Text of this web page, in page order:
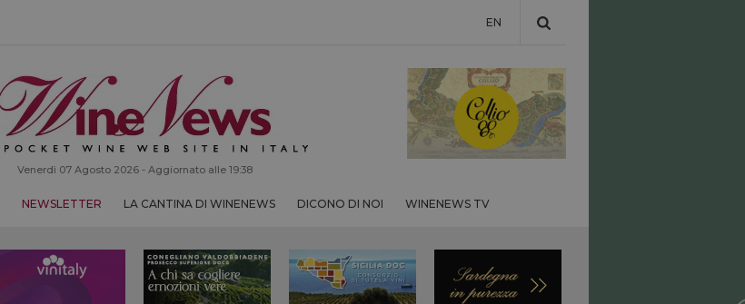
EN
Venerdì 07 Agosto 2026 - Aggiornato alle 19:38
NEWSLETTER LA CANTINA DI WINENEWS DICONO DI NOI WINENEWS TV